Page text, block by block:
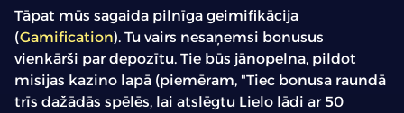
Tāpat mūs sagaida pilnīga geimifikācija
(Gamification). Tu vairs nesaņemsi bonusus
vienkārši par depozītu. Tie būs jānopelna, pildot
misijas kazino lapā (piemēram, "Tiec bonusa raundā
trīs dažādās spēlēs, lai atslēgtu Lielo lādi ar 50